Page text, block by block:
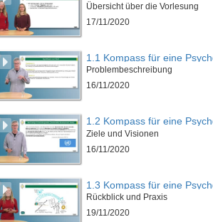
Übersicht über die Vorlesung
17/11/2020
Problembeschreibung
16/11/2020
Ziele und Visionen
16/11/2020
Rückblick und Praxis
19/11/2020